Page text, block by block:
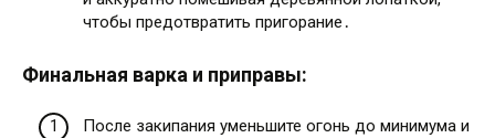
чтобы предотвратить пригорание․
Финальная варка и приправы:
После закипания уменьшите огонь до минимума и